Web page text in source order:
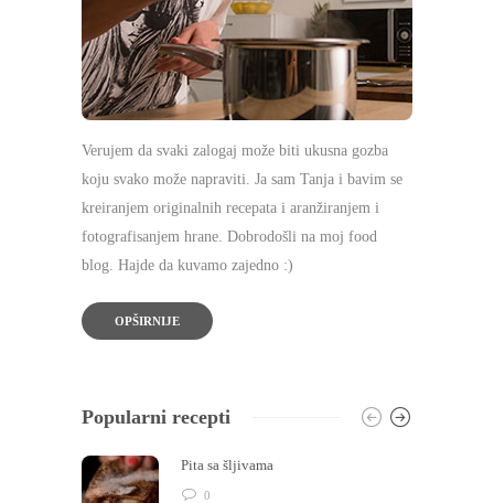
Verujem da svaki zalogaj može biti ukusna gozba
koju svako može napraviti. Ja sam Tanja i bavim se
kreiranjem originalnih recepata i aranžiranjem i
fotografisanjem hrane. Dobrodošli na moj food
blog. Hajde da kuvamo zajedno :)
OPŠIRNIJE
Popularni recepti
Pita sa šljivama
0